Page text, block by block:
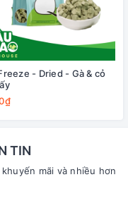
- Dried - Gà & cỏ
TIN
mãi và nhiều hơn